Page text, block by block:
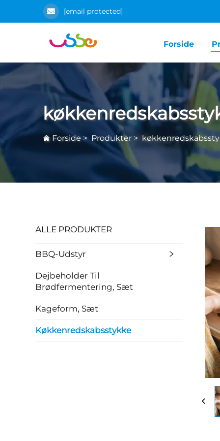
[email protected]
Forside
Forside > Produkter >
ALLE PRODUKTER
BBQ-Udstyr
Dejbeholder Til
Brødfermentering, Sæt
Kageform, Sæt
Køkkenredskabsstykke